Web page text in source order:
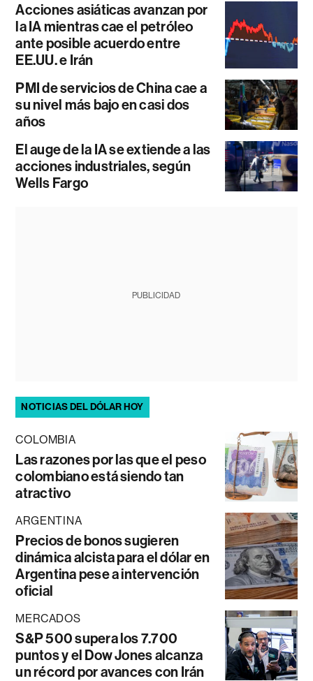
Acciones asiáticas avanzan por
la IA mientras cae el petróleo
ante posible acuerdo entre
EE.UU. e Irán
PMI de servicios de China cae a
su nivel más bajo en casi dos
años
El auge de la IA se extiende a las
acciones industriales, según
Wells Fargo
PUBLICIDAD
NOTICIAS DEL DÓLAR HOY
COLOMBIA
Las razones por las que el peso
colombiano está siendo tan
atractivo
ARGENTINA
Precios de bonos sugieren
dinámica alcista para el dólar en
Argentina pese a intervención
oficial
MERCADOS
S&P 500 supera los 7.700
puntos y el Dow Jones alcanza
un récord por avances con Irán